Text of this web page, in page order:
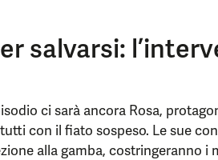
salvarsi:
ci sarà ancora Rosa,
con il fiato sospeso. Le sue
alla gamba, costringeranno i